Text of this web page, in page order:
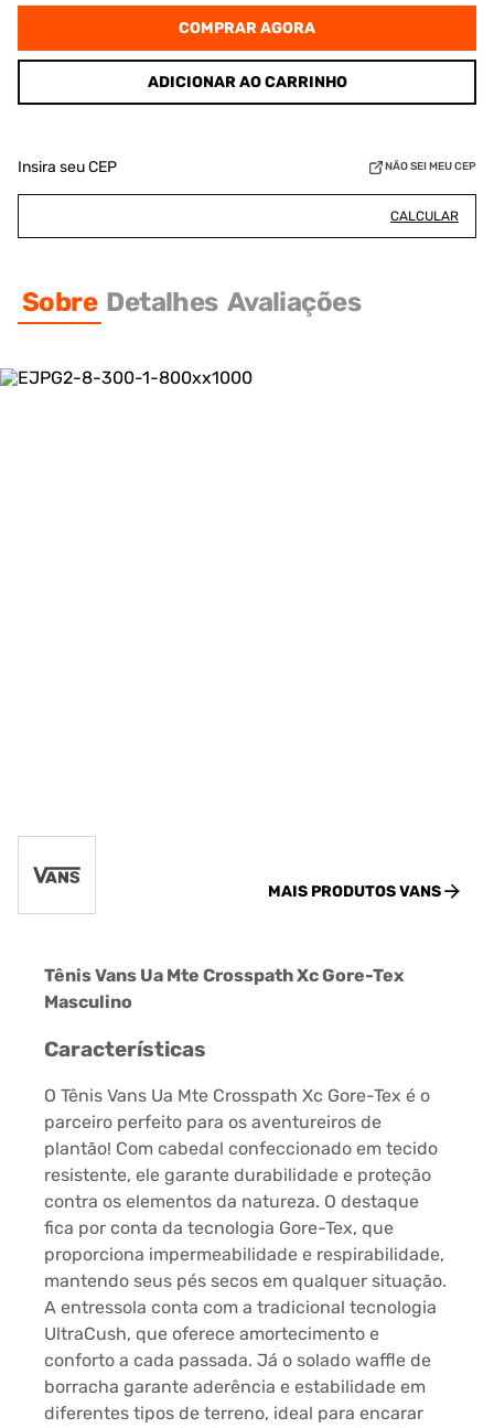
COMPRAR AGORA
ADICIONAR AO CARRINHO
Insira seu CEP NÃO SEI MEU CEP
CALCULAR
Sobre Detalhes Avaliações
MAIS PRODUTOSVANS
Tênis Vans Ua Mte Crosspath Xc Gore-Tex
Masculino
Características
O Tênis Vans Ua Mte Crosspath Xc Gore-Tex é o
parceiro perfeito para os aventureiros de
plantão! Com cabedal confeccionado em tecido
resistente, ele garante durabilidade e proteção
contra os elementos da natureza. O destaque
fica por conta da tecnologia Gore-Tex, que
proporciona impermeabilidade e respirabilidade,
mantendo seus pés secos em qualquer situação.
A entressola conta com a tradicional tecnologia
UltraCush, que oferece amortecimento e
conforto a cada passada. Já o solado waffle de
borracha garante aderência e estabilidade em
diferentes tipos de terreno, ideal para encarar